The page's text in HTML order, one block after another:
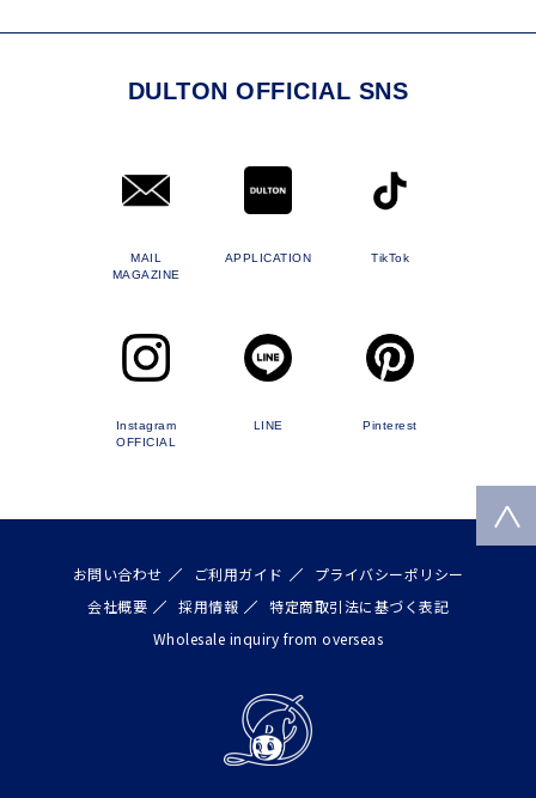
DULTON OFFICIAL SNS
MAIL
MAGAZINE
APPLICATION TikTok
Instagram
OFFICIAL
LINE Pinterest
お問い合わせ ご利用ガイド
プライバシーポリシー
会社概要
採用情報
特定商取引法に基づく表記
Wholesale inquiry from overseas